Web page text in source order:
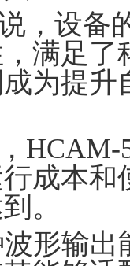
，设备
满足
为提
成本
。
形输